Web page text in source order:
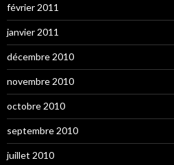
février 2011
janvier 2011
décembre 2010
novembre 2010
octobre 2010
septembre 2010
juillet 2010